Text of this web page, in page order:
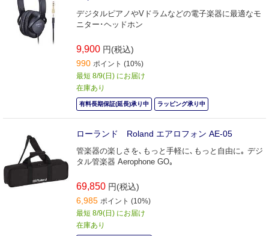
デジタルピアノやVドラムなどの電子楽器に最適なモ
ニター･ヘッドホン
9,900 円(税込)
990 ポイント (10%)
最短 8/9(日) にお届け
在庫あり
有料長期保証(延長)承り中 ラッピング承り中
ローランド Roland エアロフォン AE-05
管楽器の楽しさを､もっと手軽に､もっと自由に｡ デジ
タル管楽器 Aerophone GO｡
69,850 円(税込)
6,985 ポイント (10%)
最短 8/9(日) にお届け
在庫あり